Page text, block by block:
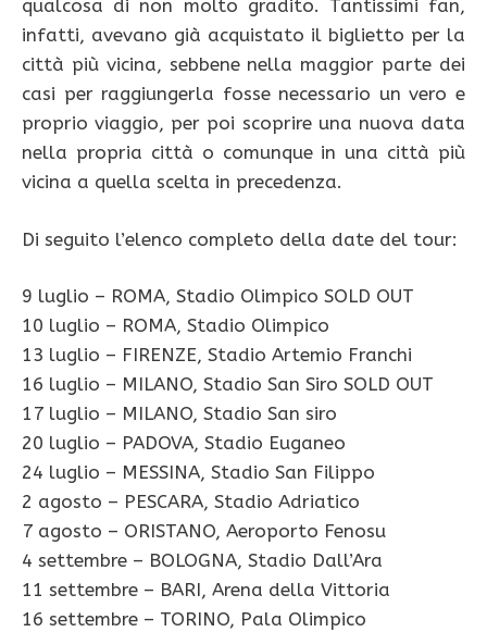
qualcosa di non molto gradito. Tantissimi fan,
infatti, avevano già acquistato il biglietto per la
città più vicina, sebbene nella maggior parte dei
casi per raggiungerla fosse necessario un vero e
proprio viaggio, per poi scoprire una nuova data
nella propria città o comunque in una città più
vicina a quella scelta in precedenza.
Di seguito l’elenco completo della date del tour:
9 luglio – ROMA, Stadio Olimpico SOLD OUT
10 luglio – ROMA, Stadio Olimpico
13 luglio – FIRENZE, Stadio Artemio Franchi
16 luglio – MILANO, Stadio San Siro SOLD OUT
17 luglio – MILANO, Stadio San siro
20 luglio – PADOVA, Stadio Euganeo
24 luglio – MESSINA, Stadio San Filippo
2 agosto – PESCARA, Stadio Adriatico
7 agosto – ORISTANO, Aeroporto Fenosu
4 settembre – BOLOGNA, Stadio Dall’Ara
11 settembre – BARI, Arena della Vittoria
16 settembre – TORINO, Pala Olimpico